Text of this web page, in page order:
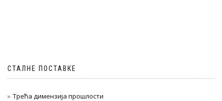
СТАЛНЕ ПОСТАВКЕ
Трећа димензија прошлости